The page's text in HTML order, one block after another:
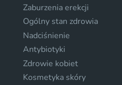
Zaburzenia erekcji
Ogólny stan zdrowia
Nadciśnienie
Antybiotyki
Zdrowie kobiet
Kosmetyka skóry